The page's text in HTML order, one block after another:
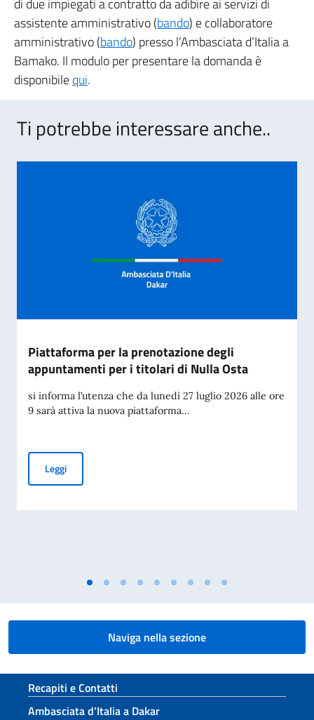
di due impiegati a contratto da adibire ai servizi di
assistente amministrativo (bando) e collaboratore
amministrativo (bando) presso l’Ambasciata d’Italia a
Bamako. Il modulo per presentare la domanda è
disponibilequi.
Ti potrebbe interessare anche..
Piattaforma per la prenotazione degli
appuntamenti per i titolari di Nulla Osta
si informa l’utenza che da lunedì 27 luglio 2026 alle ore
9 sarà attiva la nuova piattaforma...
LeggiPiattaforma per la prenotazione degli appuntamenti per i
Naviga nella sezione
Sezione footer
Recapiti e Contatti
Ambasciata d’Italia a Dakar